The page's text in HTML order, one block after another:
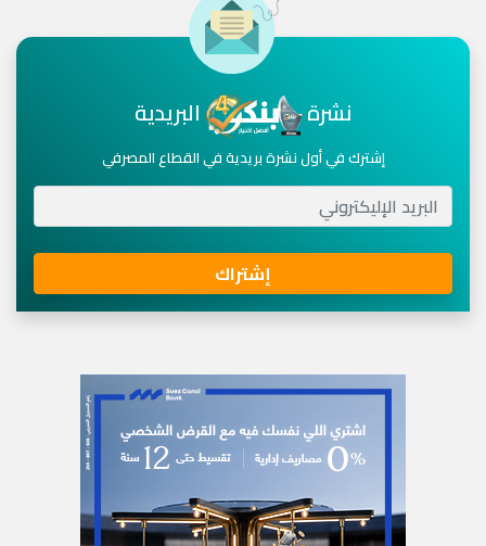
نشرة البريدية
إشترك في أول نشرة بريدية في القطاع المصرفي